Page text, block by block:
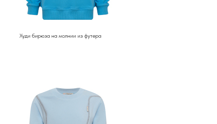
Худи бирюза на молнии из футера